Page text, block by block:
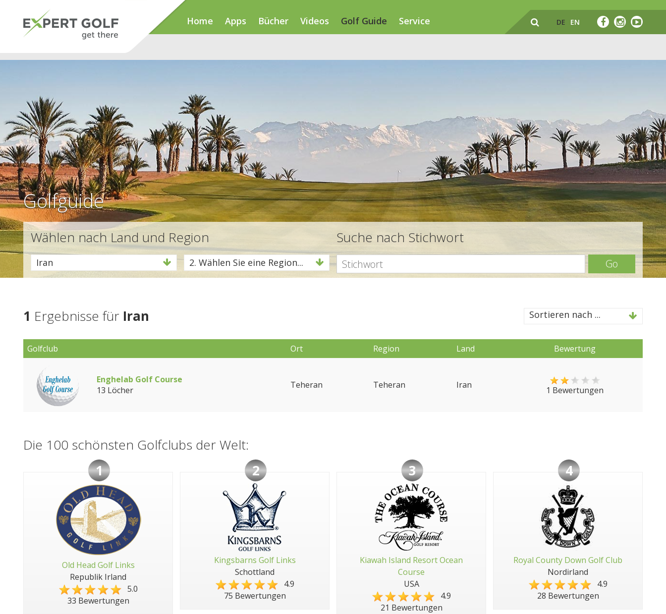
Home Apps Bücher Videos Golf Guide Service DE EN
Golfguide
Wählen nach Land und Region
Iran 2. Wählen Sie eine Region...
Suche nach Stichwort
Go
1 Ergebnisse für Iran Sortieren nach ...
Golfclub Ort Region Land Bewertung
Enghelab Golf Course
13 Löcher
Teheran Teheran Iran 1 Bewertungen
Die 100 schönsten Golfclubs der Welt:
1
Old Head Golf Links
Republik Irland
5.0
33 Bewertungen
2
Kingsbarns Golf Links
Schottland
4.9
75 Bewertungen
3
Kiawah Island Resort Ocean
Course
USA
4.9
21 Bewertungen
4
Royal County Down Golf Club
Nordirland
4.9
28 Bewertungen